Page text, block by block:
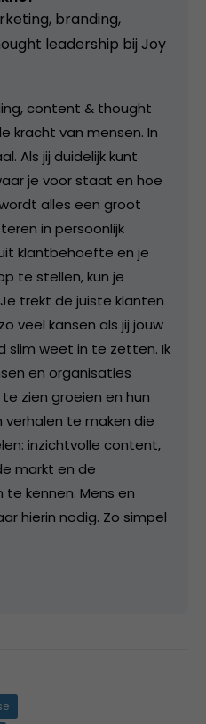
branding,
leadership bij Joy
content & thought
kracht van mensen. In
Als jij duidelijk kunt
je voor staat en hoe
alles een groot
in persoonlijk
klantbehoefte en je
te stellen, kun je
trekt de juiste klanten
veel kansen als jij jouw
slim weet in te zetten. Ik
en organisaties
zien groeien en hun
verhalen te maken die
inzichtvolle content,
markt en de
kennen. Mens en
hierin nodig. Zo simpel